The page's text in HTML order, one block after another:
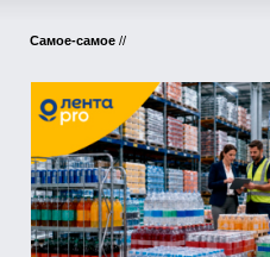
Самое-самое //